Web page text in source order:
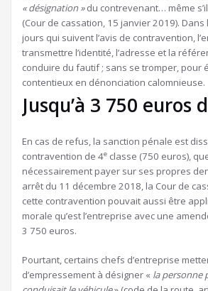
abonnés
« désignation »du contrevenant… même s’il
(Cour de cassation, 15 janvier 2019).
jours qui suivent l’avis de contravention,
transmettre l’identité, l’adresse et la
conduire du fautif ; sans se tromper, pour
contentieux en dénonciation calomnieuse.
Jusqu’à 3 750 euros
En cas de refus, la sanction pénale est
contravention de 4e classe (750 euros),
nécessairement payer sur ses propres
arrêt du 11 décembre 2018, la Cour de
cette contravention pouvait aussi être
morale qu’est l’entreprise avec une
3 750 euros.
Pourtant, certains chefs d’entreprise
d’empressement à désigner « la personne